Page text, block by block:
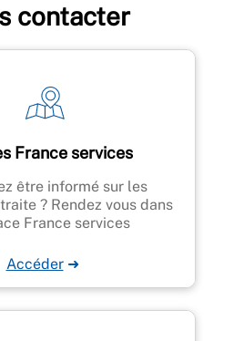
contacter
France services
être informé sur les
? Rendez vous dans
France services
Accéder ➜